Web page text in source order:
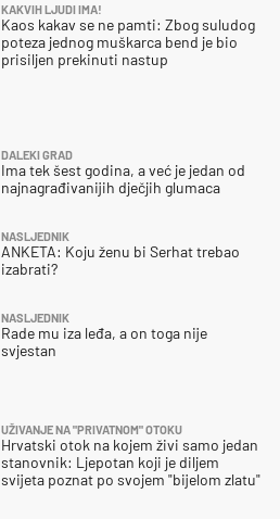
KAKVIH LJUDI IMA!
Kaos kakav se ne pamti: Zbog suludog
poteza jednog muškarca bend je bio
prisiljen prekinuti nastup
DALEKI GRAD
Ima tek šest godina, a već je jedan od
najnagrađivanijih dječjih glumaca
NASLJEDNIK
ANKETA: Koju ženu bi Serhat trebao
izabrati?
NASLJEDNIK
Rade mu iza leđa, a on toga nije
svjestan
UŽIVANJE NA "PRIVATNOM" OTOKU
Hrvatski otok na kojem živi samo jedan
stanovnik: Ljepotan koji je diljem
svijeta poznat po svojem "bijelom zlatu"